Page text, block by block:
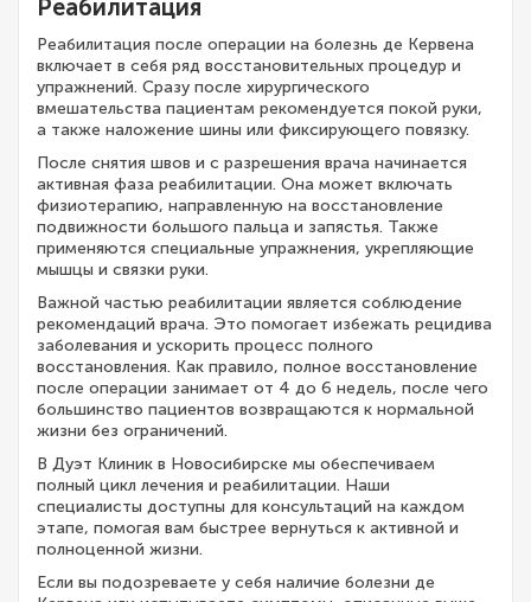
Реабилитация
Реабилитация после операции на болезнь де Кервена
включает в себя ряд восстановительных процедур и
упражнений. Сразу после хирургического
вмешательства пациентам рекомендуется покой руки,
а также наложение шины или фиксирующего повязку.
После снятия швов и с разрешения врача начинается
активная фаза реабилитации. Она может включать
физиотерапию, направленную на восстановление
подвижности большого пальца и запястья. Также
применяются специальные упражнения, укрепляющие
мышцы и связки руки.
Важной частью реабилитации является соблюдение
рекомендаций врача. Это помогает избежать рецидива
заболевания и ускорить процесс полного
восстановления. Как правило, полное восстановление
после операции занимает от 4 до 6 недель, после чего
большинство пациентов возвращаются к нормальной
жизни без ограничений.
В Дуэт Клиник в Новосибирске мы обеспечиваем
полный цикл лечения и реабилитации. Наши
специалисты доступны для консультаций на каждом
этапе, помогая вам быстрее вернуться к активной и
полноценной жизни.
Если вы подозреваете у себя наличие болезни де